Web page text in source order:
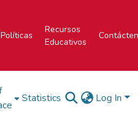
Políticas
Recursos
Educativos
Statistics Log In